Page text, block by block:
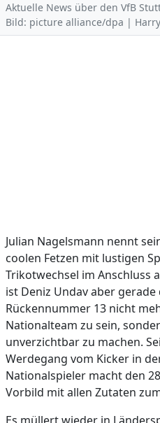
Aktuelle News über den VfB
Bild: picture alliance/dpa |
Julian Nagelsmann nennt
coolen Fetzen mit lustigen
Trikotwechsel im Anschluss
ist Deniz Undav aber
Rückennummer 13 nicht
Nationalteam zu sein,
unverzichtbar zu machen.
Werdegang vom Kicker in
Nationalspieler macht den
Vorbild mit allen Zutaten